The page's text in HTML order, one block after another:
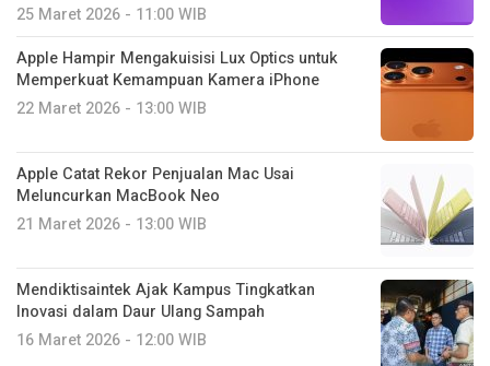
25 Maret 2026 - 11:00 WIB
Apple Hampir Mengakuisisi Lux Optics untuk
Memperkuat Kemampuan Kamera iPhone
22 Maret 2026 - 13:00 WIB
Apple Catat Rekor Penjualan Mac Usai
Meluncurkan MacBook Neo
21 Maret 2026 - 13:00 WIB
Mendiktisaintek Ajak Kampus Tingkatkan
Inovasi dalam Daur Ulang Sampah
16 Maret 2026 - 12:00 WIB